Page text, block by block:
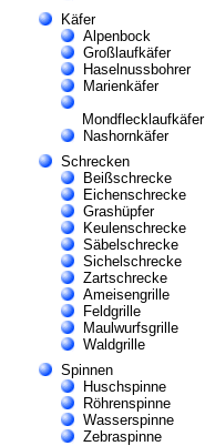
Käfer
Alpenbock
Großlaufkäfer
Haselnussbohrer
Marienkäfer
Mondflecklaufkäfer
Nashornkäfer
Schrecken
Beißschrecke
Eichenschrecke
Grashüpfer
Keulenschrecke
Säbelschrecke
Sichelschrecke
Zartschrecke
Ameisengrille
Feldgrille
Maulwurfsgrille
Waldgrille
Spinnen
Huschspinne
Röhrenspinne
Wasserspinne
Zebraspinne